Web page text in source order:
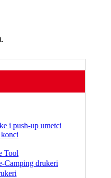
i push-up umetci
Tool
Camping drukeri